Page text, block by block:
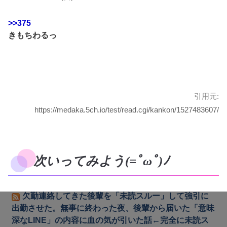
>>375
きもちわるっ
引用元:
https://medaka.5ch.io/test/read.cgi/kankon/1527483607/
次いってみよう(=ﾟωﾟ)ﾉ
欠勤連絡してきた後輩を「未読スルー」して強引に
出勤させた。無事に終わった夜、後輩から届いた「意味
深なLINE」の内容に血の気が引いた話←完全に未読ス